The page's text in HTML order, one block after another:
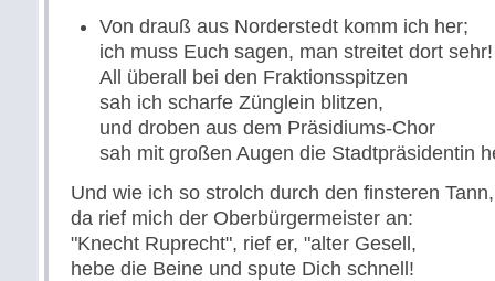
Von drauß aus Norderstedt komm ich her;
ich muss Euch sagen, man streitet dort sehr!
All überall bei den Fraktionsspitzen
sah ich scharfe Zünglein blitzen,
und droben aus dem Präsidiums-Chor
sah mit großen Augen die Stadtpräsidentin
Und wie ich so strolch durch den finsteren Tann,
da rief mich der Oberbürgermeister an:
"Knecht Ruprecht", rief er, "alter Gesell,
hebe die Beine und spute Dich schnell!